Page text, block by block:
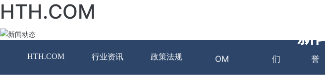
HTH.COM
OM 们 誉
新
HTH.COM 行业资讯 政策法规